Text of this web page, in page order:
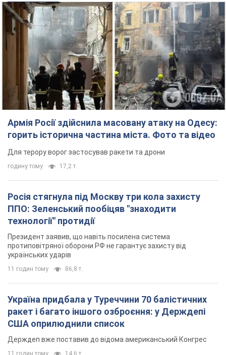
Армія Росії здійснила масовану атаку на Одесу:
горить історична частина міста. Фото та відео
Для терору ворог застосував ракети та дрони
годину тому 17,2 т.
Росія стягнула під Москву три кола захисту
ППО: Зеленський пообіцяв "знаходити
технології" протидії
Президент заявив, що навіть посилена система
протиповітряної оборони РФ не гарантує захисту від
українських ударів
11 годин тому 86,8 т.
Україна придбала у Туреччини 70 балістичних
ракет і багато іншого озброєння: у Держдепі
США оприлюднили список
Держдеп вже поставив до відома американський Конгрес